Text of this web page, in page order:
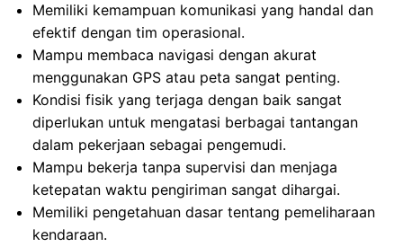
Memiliki kemampuan komunikasi yang handal dan
efektif dengan tim operasional.
Mampu membaca navigasi dengan akurat
menggunakan GPS atau peta sangat penting.
Kondisi fisik yang terjaga dengan baik sangat
diperlukan untuk mengatasi berbagai tantangan
dalam pekerjaan sebagai pengemudi.
Mampu bekerja tanpa supervisi dan menjaga
ketepatan waktu pengiriman sangat dihargai.
Memiliki pengetahuan dasar tentang pemeliharaan
kendaraan.